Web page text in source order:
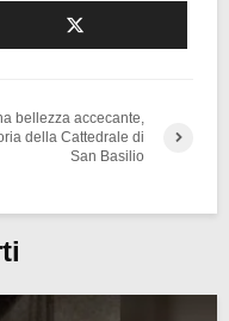
bellezza accecante,
della Cattedrale di
San Basilio